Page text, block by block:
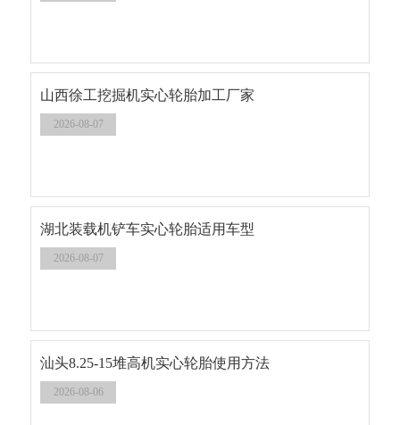
山西徐工挖掘机实心轮胎加工厂家
2026-08-07
湖北装载机铲车实心轮胎适用车型
2026-08-07
汕头8.25-15堆高机实心轮胎使用方法
2026-08-06